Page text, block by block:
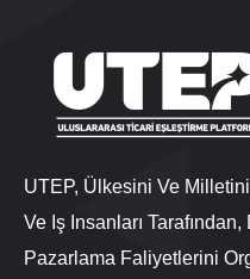
UTEP, Ülkesini Ve
Ve Iş Insanları
Pazarlama Faliyetlerini